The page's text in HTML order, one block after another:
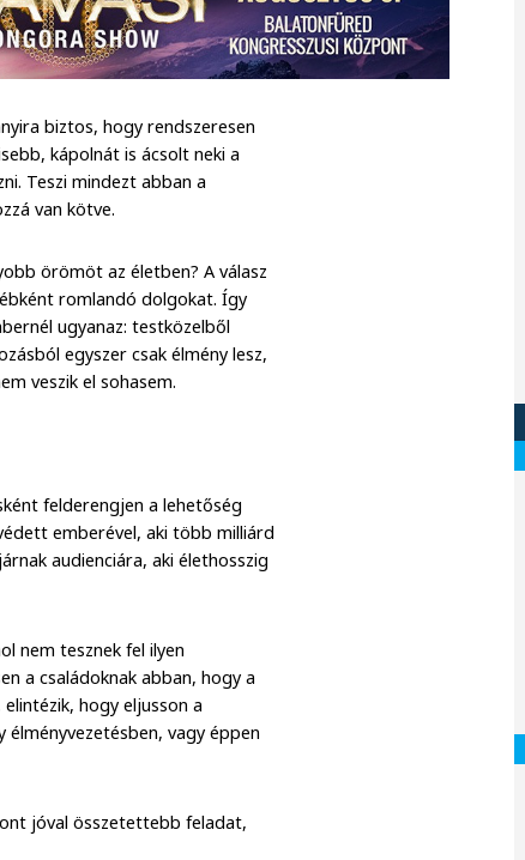
biztos, hogy rendszeresen
kápolnát is ácsolt neki a
Teszi mindezt abban a
van kötve.
örömöt az életben? A válasz
romlandó dolgokat. Így
ugyanaz: testközelből
egyszer csak élmény lesz,
veszik el sohasem.
felderengjen a lehetőség
emberével, aki több milliárd
audienciára, aki élethosszig
nem tesznek fel ilyen
a családoknak abban, hogy a
hogy eljusson a
vagy éppen
jóval összetettebb feladat,